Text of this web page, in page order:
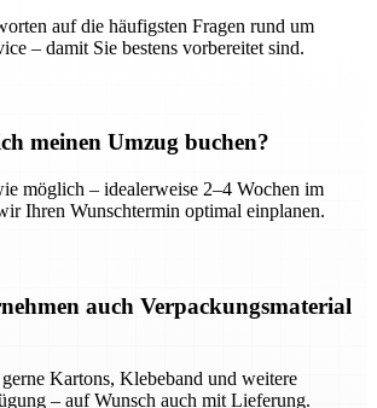
auf die häufigsten Fragen rund um
– damit Sie bestens vorbereitet sind.
meinen Umzug buchen?
möglich – idealerweise 2–4 Wochen im
Ihren Wunschtermin optimal einplanen.
auch Verpackungsmaterial
Kartons, Klebeband und weitere
– auf Wunsch auch mit Lieferung.